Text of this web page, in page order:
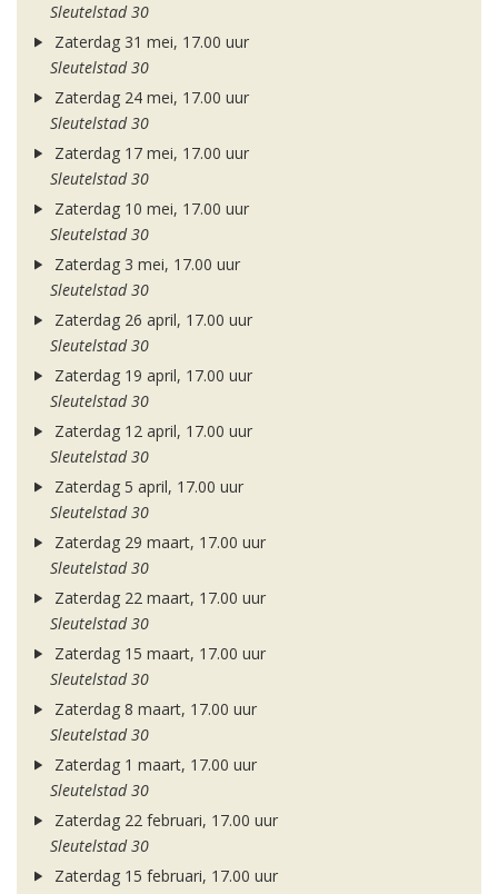
Sleutelstad 30
Zaterdag 31 mei, 17.00 uur
Sleutelstad 30
Zaterdag 24 mei, 17.00 uur
Sleutelstad 30
Zaterdag 17 mei, 17.00 uur
Sleutelstad 30
Zaterdag 10 mei, 17.00 uur
Sleutelstad 30
Zaterdag 3 mei, 17.00 uur
Sleutelstad 30
Zaterdag 26 april, 17.00 uur
Sleutelstad 30
Zaterdag 19 april, 17.00 uur
Sleutelstad 30
Zaterdag 12 april, 17.00 uur
Sleutelstad 30
Zaterdag 5 april, 17.00 uur
Sleutelstad 30
Zaterdag 29 maart, 17.00 uur
Sleutelstad 30
Zaterdag 22 maart, 17.00 uur
Sleutelstad 30
Zaterdag 15 maart, 17.00 uur
Sleutelstad 30
Zaterdag 8 maart, 17.00 uur
Sleutelstad 30
Zaterdag 1 maart, 17.00 uur
Sleutelstad 30
Zaterdag 22 februari, 17.00 uur
Sleutelstad 30
Zaterdag 15 februari, 17.00 uur